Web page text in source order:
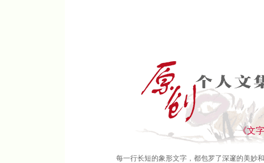
《文
每一行长短的象形文字，都包罗了深邃的美妙